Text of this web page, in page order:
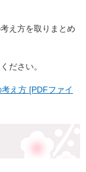
え方を取りまとめ
ださい。
え方 [PDFファイ